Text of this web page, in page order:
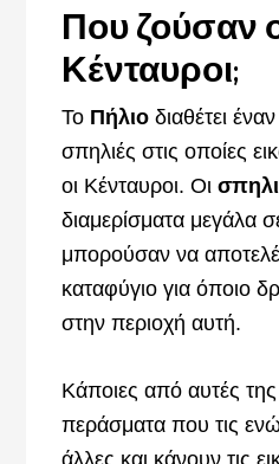
Που ζούσαν
Κένταυροι;
Το Πήλιο διαθέτει
σπηλιές στις οποίες
οι Κένταυροι. Οι
διαμερίσματα μεγάλα
μπορούσαν να
καταφύγιο για όποιο
στην περιοχή αυτή.
Κάποιες από αυτές
περάσματα που τις
άλλες και κάνουν τις